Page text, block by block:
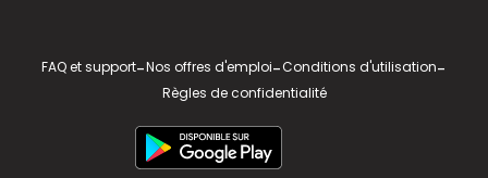
FAQ et support-Nos offres d'emploi-Conditions d'utilisation-
Règles de confidentialité